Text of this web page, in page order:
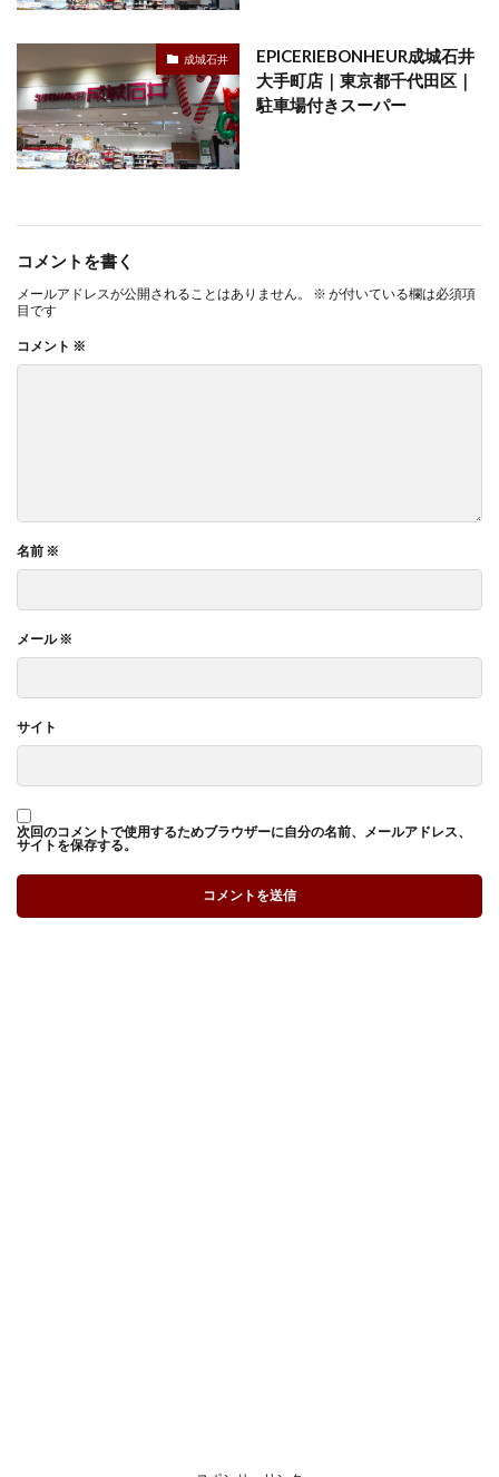
成城石井
EPICERIEBONHEUR成城石井
大手町店｜東京都千代田区｜
駐車場付きスーパー
コメントを書く
メールアドレスが公開されることはありません。 ※ が付いている欄は必須項
目です
コメント ※
名前 ※
メール※
サイト
次回のコメントで使用するためブラウザーに自分の名前、メールアドレス、
サイトを保存する。